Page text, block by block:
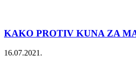
KAKO PROTIV KUNA ZA
16.07.2021.